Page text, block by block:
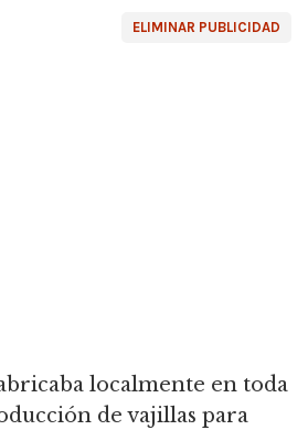
ELIMINAR PUBLICIDAD
localmente en toda
de vajillas para